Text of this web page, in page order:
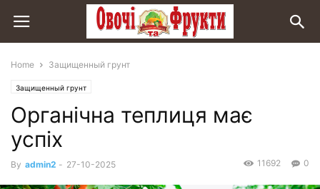
Home Защищенный грунт
Защищенный грунт
Органічна теплиця має
успіх
By admin2 - 27-10-2025 0
11692